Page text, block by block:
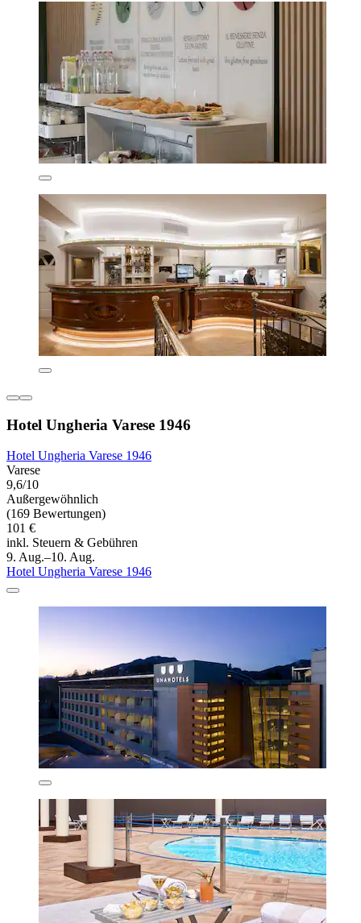
Hotel Ungheria Varese 1946
Hotel Ungheria Varese 1946
Varese
9,6/10
Außergewöhnlich
(169 Bewertungen)
101 €
inkl. Steuern & Gebühren
9. Aug.–10. Aug.
Hotel Ungheria Varese 1946